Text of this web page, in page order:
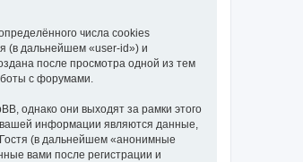
числа cookies
(в дальнейшем «user-id») и
после просмотра одной из тем
с форумами.
однако они выходят за рамки этого
информации являются данные,
(в дальнейшем «анонимные
вами после регистрации и